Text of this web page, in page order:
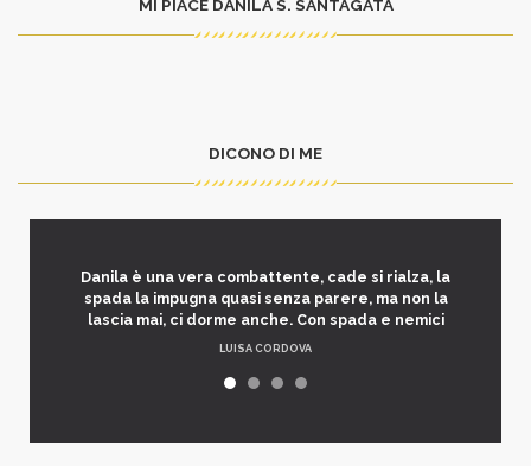
MI PIACE DANILA S. SANTAGATA
DICONO DI ME
Danila è una vera combattente, cade si rialza, la
spada la impugna quasi senza parere, ma non la
lascia mai, ci dorme anche. Con spada e nemici
LUISA CORDOVA